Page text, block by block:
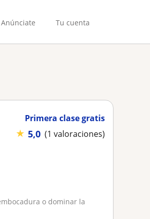
Anúnciate Tu cuenta
Primera clase gratis
★ 5,0 (1 valoraciones)
o dominar la